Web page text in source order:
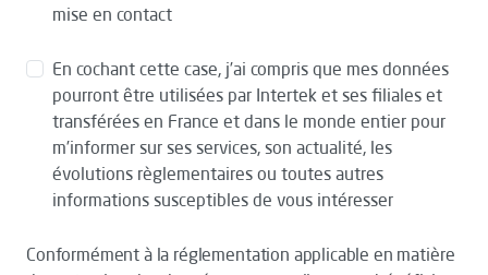
mise en contact
En cochant cette case, j’ai compris que mes données
pourront être utilisées par Intertek et ses filiales et
transférées en France et dans le monde entier pour
m’informer sur ses services, son actualité, les
évolutions règlementaires ou toutes autres
informations susceptibles de vous intéresser
Conformément à la réglementation applicable en matière